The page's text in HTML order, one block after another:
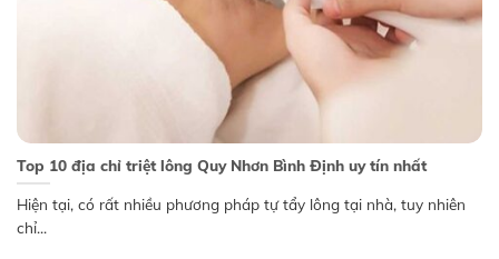
Top 10 địa chỉ triệt lông Quy Nhơn Bình Định uy tín nhất
Hiện tại, có rất nhiều phương pháp tự tẩy lông tại nhà, tuy nhiên
chỉ...